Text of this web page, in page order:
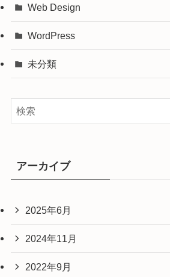
Web Design
WordPress
未分類
アーカイブ
2025年6月
2024年11月
2022年9月